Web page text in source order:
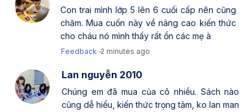
Con trai mình lớp 5 lên 6 cuối cấp nên cũng
chăm. Mua cuốn này về nâng cao kiến thức
cho cháu nó mình thấy rất ổn các mẹ à
Feedback -2 minutes ago
Chúng em đã mua của cô nhiều. Sách nào
cũng dễ hiểu, kiến thức trọng tâm, ko lan man
Lan nguyễn 2010